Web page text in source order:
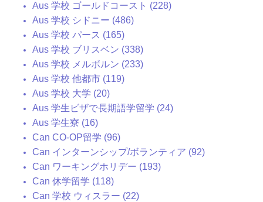
Aus 学校 ゴールドコースト (228)
Aus 学校 シドニー (486)
Aus 学校 パース (165)
Aus 学校 ブリスベン (338)
Aus 学校 メルボルン (233)
Aus 学校 他都市 (119)
Aus 学校 大学 (20)
Aus 学生ビザで長期語学留学 (24)
Aus 学生寮 (16)
Can CO-OP留学 (96)
Can インターンシップ/ボランティア (92)
Can ワーキングホリデー (193)
Can 休学留学 (118)
Can 学校 ウィスラー (22)